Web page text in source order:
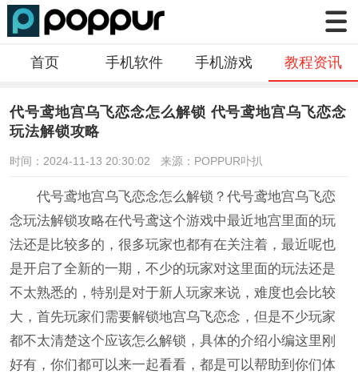
首页 手机软件 手机游戏 教程资讯
代号鸢地宫乌飞恋念怎么解锁 代号鸢地宫乌飞恋念
玩法解锁攻略
时间：2024-11-13 20:30:02 来源：POPPUR卟扒
代号鸢地宫乌飞恋念怎么解锁？代号鸢地宫乌飞恋
念玩法解锁攻略在代号鸢这个游戏中最近地宫里面的玩
法还是比较多的，很多玩家也都有在关注着，最近呢也
是开启了全新的一期，不少的玩家对这里面的玩法还是
不太熟悉的，特别是对于新人玩家来说，难度也会比较
大，首先玩家们需要解锁地宫乌飞恋念，但是不少玩家
都不太清楚这个应该怎么解锁，具体的介绍小编这里刚
好有，你们都可以来一起看看，都是可以帮助到你们体